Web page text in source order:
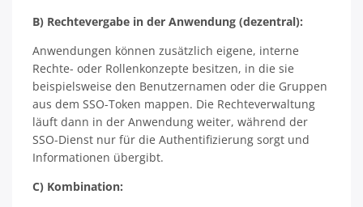
B) Rechtevergabe in der Anwendung (dezentral):
Anwendungen können zusätzlich eigene, interne
Rechte- oder Rollenkonzepte besitzen, in die sie
beispielsweise den Benutzernamen oder die Gruppen
aus dem SSO-Token mappen. Die Rechteverwaltung
läuft dann in der Anwendung weiter, während der
SSO-Dienst nur für die Authentifizierung sorgt und
Informationen übergibt.
C) Kombination: